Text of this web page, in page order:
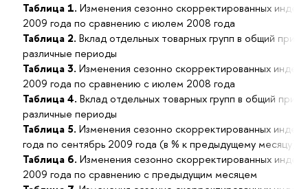
Таблица 1. Изменения сезонно скорректированных
2009 года по сравнению с июлем 2008 года
Таблица 2. Вклад отдельных товарных групп в общий
различные периоды
Таблица 3. Изменения сезонно скорректированных
2009 года по сравнению с июлем 2008 года
Таблица 4. Вклад отдельных товарных групп в общий
различные периоды
Таблица 5. Изменения сезонно скорректированных
года по сентябрь 2009 года (в % к предыдущему месяцу)
Таблица 6. Изменения сезонно скорректированных
2009 года по сравнению с предыдущим месяцем